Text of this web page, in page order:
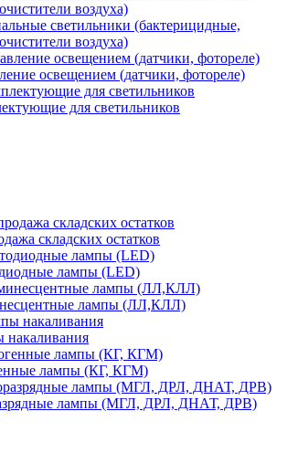
светильники (бактерицидные,
воздуха)
освещением (датчики, фотореле)
для светильников
складских остатков
лампы (LED)
лампы (ЛЛ,КЛЛ)
накаливания
лампы (КГ, КГМ)
лампы (МГЛ, ДРЛ, ДНАТ, ДРВ)